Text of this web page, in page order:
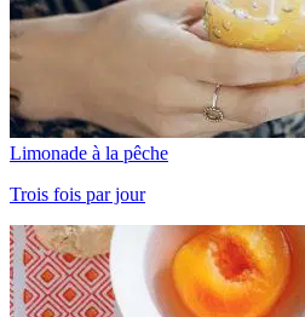
Limonade à la pêche
Trois fois par jour